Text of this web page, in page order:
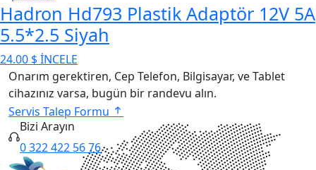
Hd793 Plastik Adaptör 12V 5A
Siyah
İNCELE
Onarım gerektiren, Cep Telefon, Bilgisayar, ve Tablet
cihazınız varsa, bugün bir randevu alın.
Servis Talep Formu
Bizi Arayın
0 322 422 56 76